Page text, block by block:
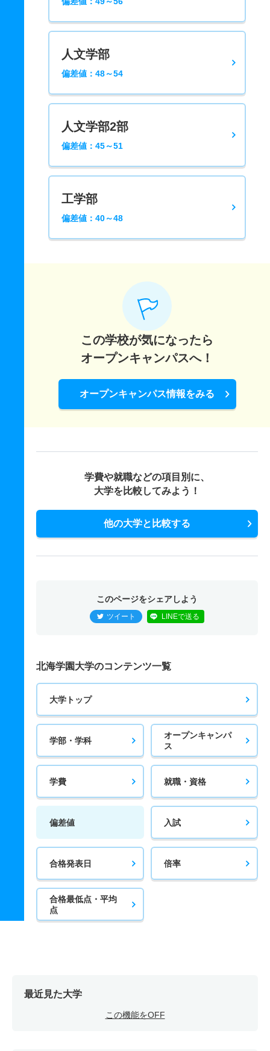
人文学部
偏差値：48～54
人文学部2部
偏差値：45～51
工学部
偏差値：40～48
この学校が気になったら
オープンキャンパスへ！
オープンキャンパス情報をみる
学費や就職などの項目別に、
大学を比較してみよう！
他の大学と比較する
このページをシェアしよう
ツイート LINEで送る
北海学園大学のコンテンツ一覧
大学トップ
学部・学科
オープンキャンパ
ス
学費 就職・資格
偏差値 入試
合格発表日 倍率
合格最低点・平均
点
最近見た大学
この機能をOFF